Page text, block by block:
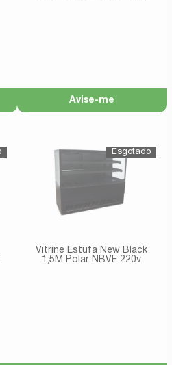
Avise-me
Vitrine Estufa New Black
1,5M Polar NBVE 220v